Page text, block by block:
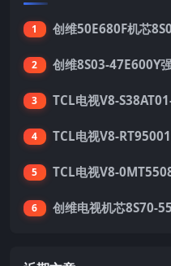
1 创维50E680F机芯
2 创维8S03-47E600Y
3
4
5
6 创维电视机芯8S70-